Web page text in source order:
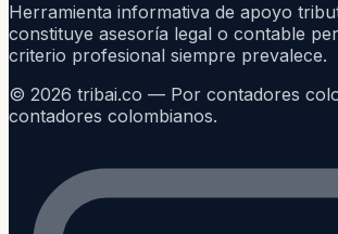
Herramienta informativa de apoyo
constituye asesoría legal o contable
criterio profesional siempre prevalece.
© 2026 tribai.co — Por contadores
contadores colombianos.